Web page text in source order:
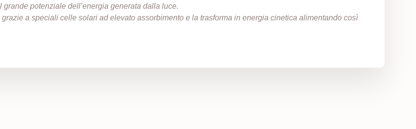
potenziale dell’energia generata dalla luce.
a speciali celle solari ad elevato assorbimento e la trasforma in energia cinetica alimentando così